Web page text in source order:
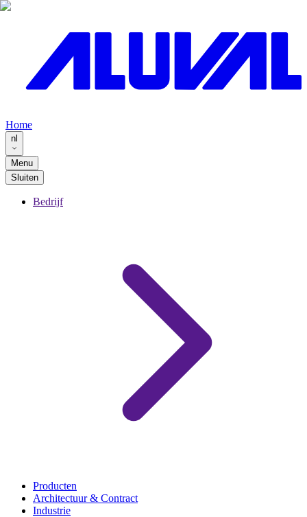
Home
nl
Menu
Sluiten
Bedrijf
Producten
Architectuur & Contract
Industrie